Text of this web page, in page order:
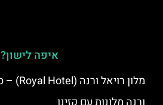
איפה לישון?
מלון רויאל ורנה (Royal Hotel) – סקירה